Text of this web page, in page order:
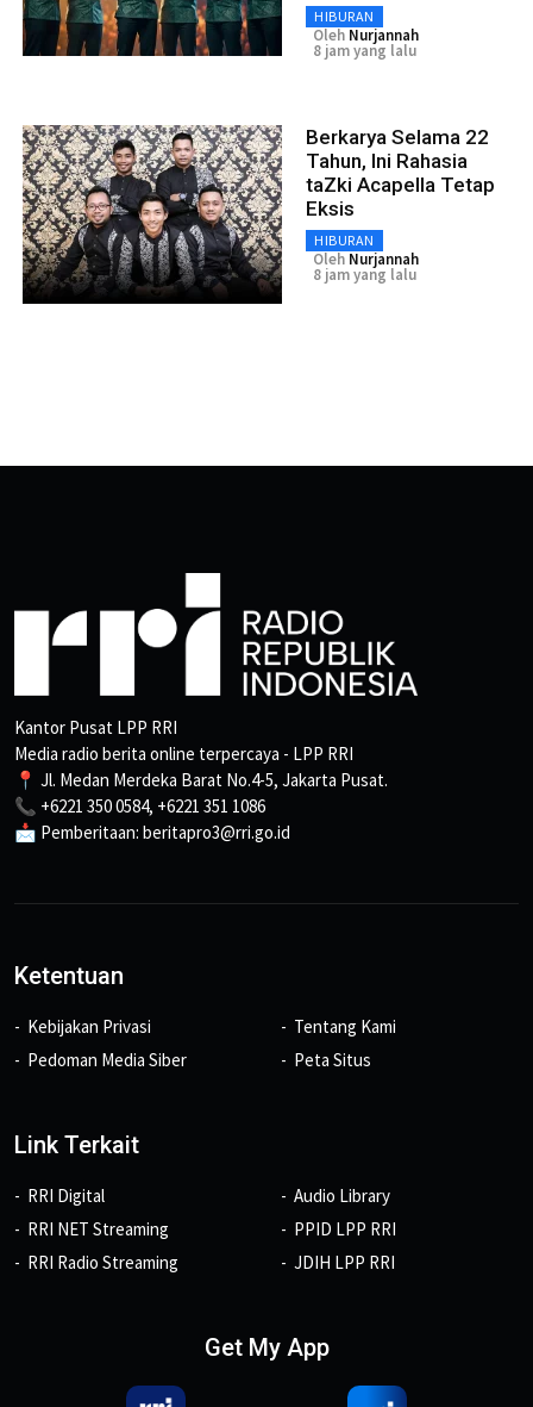
HIBURAN
Oleh Nurjannah
8 jam yang lalu
Berkarya Selama 22
Tahun, Ini Rahasia
taZki Acapella Tetap
Eksis
HIBURAN
Oleh Nurjannah
8 jam yang lalu
Kantor Pusat LPP RRI
Media radio berita online terpercaya - LPP RRI
📍 Jl. Medan Merdeka Barat No.4-5, Jakarta Pusat.
📞 +6221 350 0584, +6221 351 1086
📩 Pemberitaan: beritapro3@rri.go.id
Ketentuan
Kebijakan Privasi
Pedoman Media Siber
Tentang Kami
Peta Situs
Link Terkait
RRI Digital
RRI NET Streaming
RRI Radio Streaming
Audio Library
PPID LPP RRI
JDIH LPP RRI
Get My App